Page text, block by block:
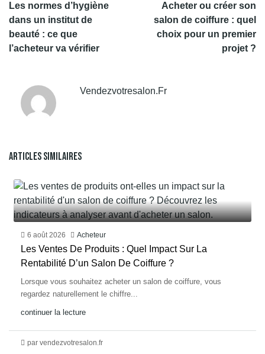
Les normes d’hygiène
dans un institut de
beauté : ce que
l’acheteur va vérifier
Acheter ou créer son
salon de coiffure : quel
choix pour un premier
projet ?
Vendezvotresalon.fr
Articles Similaires
6 août 2026 Acheteur
Les Ventes De Produits : Quel Impact Sur La
Rentabilité D’un Salon De Coiffure ?
Lorsque vous souhaitez acheter un salon de coiffure, vous
regardez naturellement le chiffre...
continuer la lecture
par vendezvotresalon.fr